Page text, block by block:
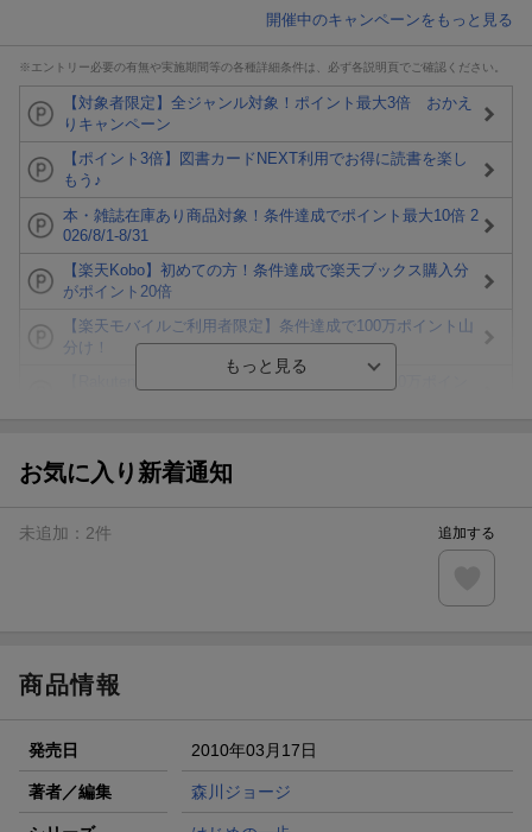
開催中のキャンペーンをもっと見る
※エントリー必要の有無や実施期間等の各種詳細条件は、必ず各説明頁でご確認ください。
【対象者限定】全ジャンル対象！ポイント最大3倍 おかえ
りキャンペーン
【ポイント3倍】図書カードNEXT利用でお得に読書を楽し
もう♪
本・雑誌在庫あり商品対象！条件達成でポイント最大10倍 2
026/8/1-8/31
【楽天Kobo】初めての方！条件達成で楽天ブックス購入分
がポイント20倍
【楽天モバイルご利用者限定】条件達成で100万ポイント山
分け！
が当たる！
条件達成で楽天限定・宝塚歌劇 宙組貸切公演ペアチケット
エントリー＆条件達成で『鬼滅の刃』オリジナルきんちゃく
お気に入り新着通知
未追加： 2件 追加する
商品情報
発売日 2010年03月17日
著者／編集 森川ジョージ